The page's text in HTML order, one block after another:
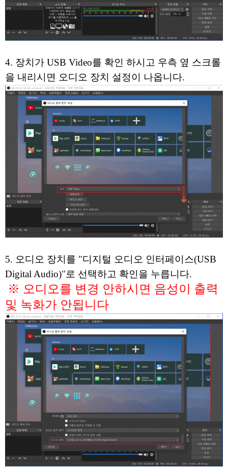
4. 장치가 USB Video를 확인 하시고 우측 옆 스크롤
을 내리시면 오디오 장치 설정이 나옵니다.
5. 오디오 장치를 "디지털 오디오 인터페이스(USB
Digital Audio)"로 선택하고 확인을 누릅니다.
※ 오디오를 변경 안하시면 음성이 출력
및 녹화가 안됩니다